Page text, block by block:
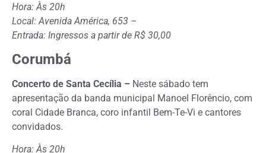
Hora: Às 20h
Local: Avenida América, 653 –
Entrada: Ingressos a partir de R$ 30,00
Corumbá
Concerto de Santa Cecília – Neste sábado tem
apresentação da banda municipal Manoel Florêncio, com
coral Cidade Branca, coro infantil Bem-Te-Vi e cantores
convidados.
Hora: Às 20h